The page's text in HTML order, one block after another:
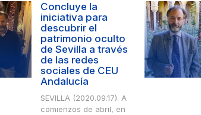
Concluye la
iniciativa para
descubrir el
patrimonio oculto
de Sevilla a través
de las redes
sociales de CEU
Andalucía
SEVILLA (2020.09.17). A
comienzos de abril, en